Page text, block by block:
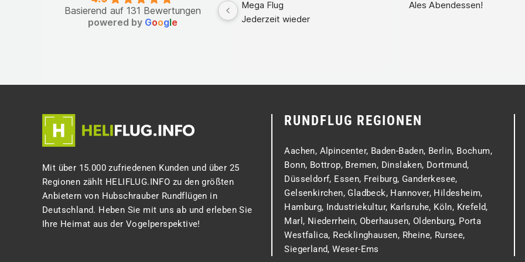
Basierend auf 131 Bewertungen
powered by Google
Mega Flug
Jederzeit wieder
Ales Abendessen!
Mit über 15.000 zufriedenen Kunden und über 25
Regionen zählt HELIFLUG.INFO zu den größten
Anbietern von Hubschrauber Rundflügen in
Deutschland. Heben Sie mit uns ab und erleben Sie
Ihre Heimat aus der Vogelperspektive!
RUNDFLUG REGIONEN
Aachen, Alpincenter, Baden-Baden, Berlin, Bochum,
Bonn, Bottrop, Bremen, Dinslaken, Dortmund,
Düsseldorf, Essen, Freiburg, Ganderkesee,
Gelsenkirchen, Gladbeck, Hannover, Hildesheim,
Hamburg, Industriekultur, Karlsruhe, Köln, Krefeld,
Marl , Niederrhein, Oberhausen, Oldenburg, Porta
Westfalica, Recklinghausen, Rheine, Rursee,
Siegerland,Weser-Ems